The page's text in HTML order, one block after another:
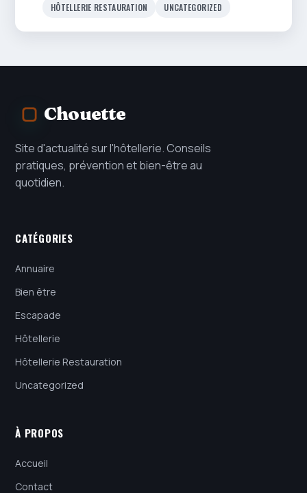
HÔTELLERIE RESTAURATION
UNCATEGORIZED
Chouette
Site d'actualité sur l'hôtellerie. Conseils
pratiques, prévention et bien-être au
quotidien.
CATÉGORIES
Annuaire
Bien être
Escapade
Hôtellerie
Hôtellerie Restauration
Uncategorized
À PROPOS
Accueil
Contact